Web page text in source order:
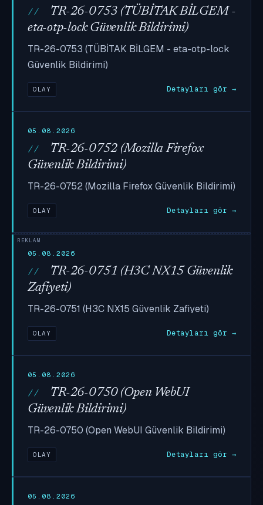
TR-26-0753 (TÜBİTAK BİLGEM -
eta-otp-lock Güvenlik Bildirimi)
TR-26-0753 (TÜBİTAK BİLGEM - eta-otp-lock
Güvenlik Bildirimi)
OLAY Detayları gör →
05.08.2026
TR-26-0752 (Mozilla Firefox
Güvenlik Bildirimi)
TR-26-0752 (Mozilla Firefox Güvenlik Bildirimi)
OLAY Detayları gör →
05.08.2026
TR-26-0751 (H3C NX15 Güvenlik
Zafiyeti)
TR-26-0751 (H3C NX15 Güvenlik Zafiyeti)
OLAY Detayları gör →
05.08.2026
TR-26-0750 (Open WebUI
Güvenlik Bildirimi)
TR-26-0750 (Open WebUI Güvenlik Bildirimi)
OLAY Detayları gör →
05.08.2026